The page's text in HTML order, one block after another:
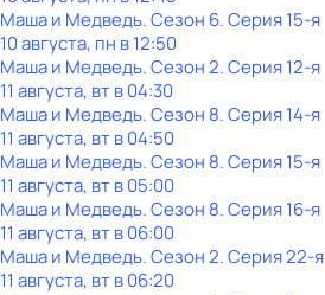
Маша и Медведь. Сезон 6. Серия 15-я
10 августа, пн в 12:50
Маша и Медведь. Сезон 2. Серия 12-я
11 августа, вт в 04:30
Маша и Медведь. Сезон 8. Серия 14-я
11 августа, вт в 04:50
Маша и Медведь. Сезон 8. Серия 15-я
11 августа, вт в 05:00
Маша и Медведь. Сезон 8. Серия 16-я
11 августа, вт в 06:00
Маша и Медведь. Сезон 2. Серия 22-я
11 августа, вт в 06:20